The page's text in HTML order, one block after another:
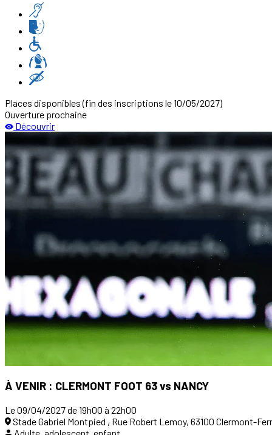
Places disponibles(fin des inscriptions le 10/05/2027)
Ouverture prochaine
Découvrir
À VENIR : CLERMONT FOOT 63 vs NANCY
Le 09/04/2027 de 19h00 à 22h00
Stade Gabriel Montpied , Rue Robert Lemoy, 63100 Clermont-